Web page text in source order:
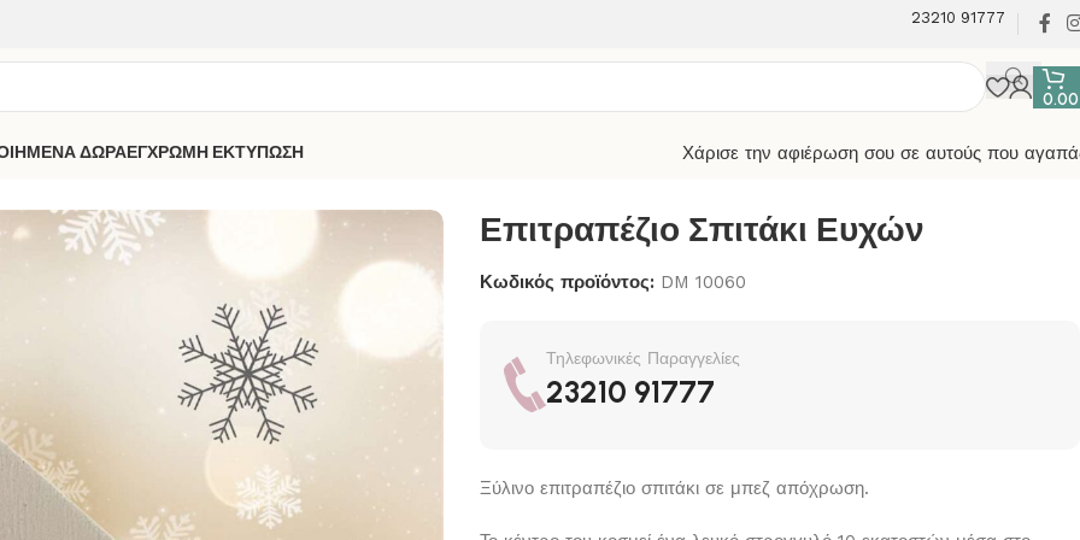
23210 91777
ΔΩΡΑΕΓΧΡΩΜΗ ΕΚΤΥΠΩΣΗ
Χάρισε την αφιέρωση σου σε αυτούς που
Επιτραπέζιο Σπιτάκι Ευχών
Κωδικός προϊόντος: DM 10060
Τηλεφωνικές Παραγγελίες
23210 91777
Ξύλινο επιτραπέζιο σπιτάκι σε μπεζ απόχρωση.